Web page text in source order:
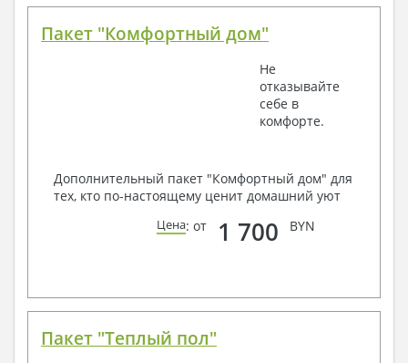
Пакет "Комфортный дом"
Не
отказывайте
себе в
комфорте.
Дополнительный пакет "Комфортный дом" для
тех, кто по-настоящему ценит домашний уют
Цена: от 1 700 BYN
Пакет "Теплый пол"